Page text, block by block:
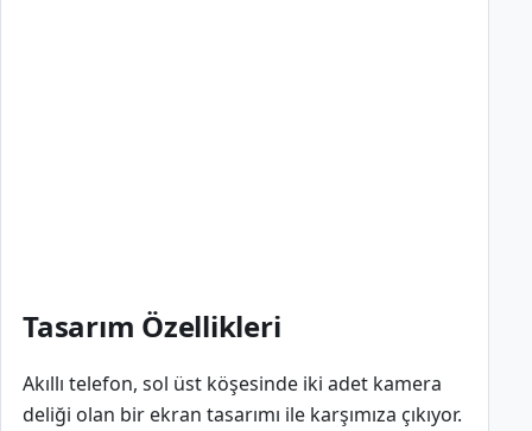
Tasarım Özellikleri
Akıllı telefon, sol üst köşesinde iki adet kamera
deliği olan bir ekran tasarımı ile karşımıza çıkıyor.